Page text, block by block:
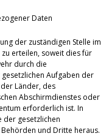
Daten
der zuständigen Stelle im
erteilen, soweit dies für
durch die
Aufgaben der
Länder, des
Abschirmdienstes oder
erforderlich ist. In
der gesetzlichen
und Dritte heraus.